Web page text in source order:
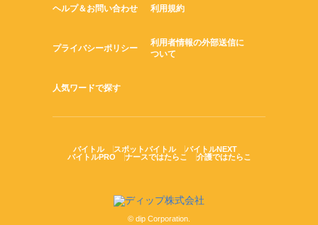
ヘルプ＆お問い合わせ 利用規約
プライバシーポリシー
利用者情報の外部送信に
ついて
人気ワードで探す
バイトル スポットバイトル
バイトルNEXT
バイトルPRO
ナースではたらこ 介護ではたらこ
© dip Corporation.